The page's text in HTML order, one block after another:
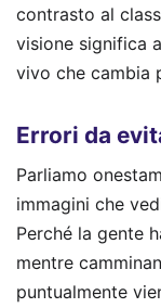
contrasto al
visione significa
vivo che cambia
Errori da
Parliamo
immagini che
Perché la gente
mentre
puntualmente